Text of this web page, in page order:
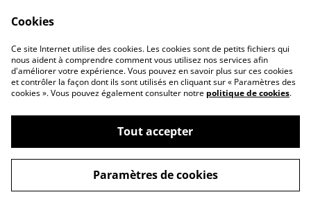
Politique de
confidentialité
Politique des cookies
©2026Ghost factory
powered by
Cookies
Ce site Internet utilise des cookies. Les cookies sont de petits fichiers qui
nous aident à comprendre comment vous utilisez nos services afin
d'améliorer votre expérience. Vous pouvez en savoir plus sur ces cookies
et contrôler la façon dont ils sont utilisés en cliquant sur « Paramètres des
cookies ». Vous pouvez également consulter notre politique de cookies.
Tout accepter
Paramètres de cookies